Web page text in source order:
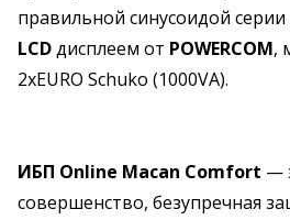
правильной синусоидой серии
LCDдисплеем от POWERCOM,
2хEURO Schuko (1000VA).
ИБП Online Macan Comfort —
совершенство, безупречная